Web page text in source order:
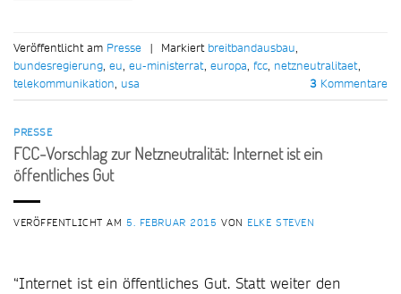
Veröffentlicht am Presse | Markiert breitbandausbau,
bundesregierung, eu, eu-ministerrat, europa, fcc, netzneutralitaet,
telekommunikation, usa 3 Kommentare
PRESSE
FCC-Vorschlag zur Netzneutralität: Internet ist ein
öffentliches Gut
VERÖFFENTLICHT AM5. FEBRUAR 2015 VON ELKE STEVEN
“Internet ist ein öffentliches Gut. Statt weiter den